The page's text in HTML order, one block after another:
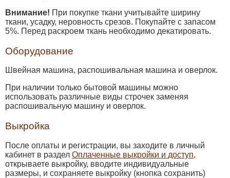
Внимание! При покупке ткани учитывайте ширину
ткани, усадку, неровность срезов. Покупайте с запасом
5%. Перед раскроем ткань необходимо декатировать.
Оборудование
Швейная машина, распошивальная машина и оверлок.
При наличии только бытовой машины можно
использовать различные виды строчек заменяя
распошивальную машину и оверлок.
Выкройка
После оплаты и регистрации, вы заходите в личный
кабинет в раздел Оплаченные выкройки и доступ,
открываете выкройку, вводите индивидуальные
размеры, и сохраняете выкройку (кнопка сохранить)